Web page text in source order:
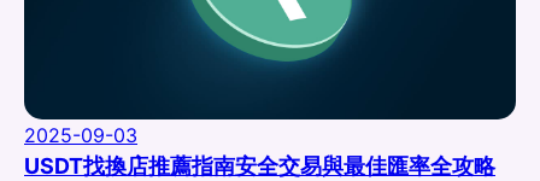
2025-09-03
USDT找換店推薦指南安全交易與最佳匯率全攻略